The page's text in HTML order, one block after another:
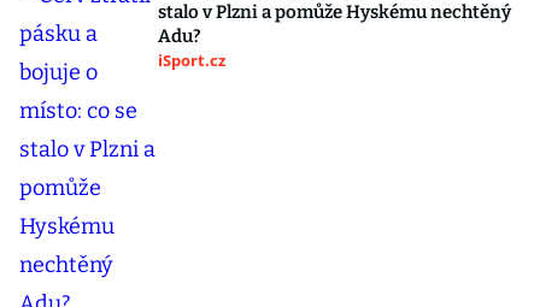
stalo v Plzni a pomůže Hyskému nechtěný
Adu?
iSport.cz